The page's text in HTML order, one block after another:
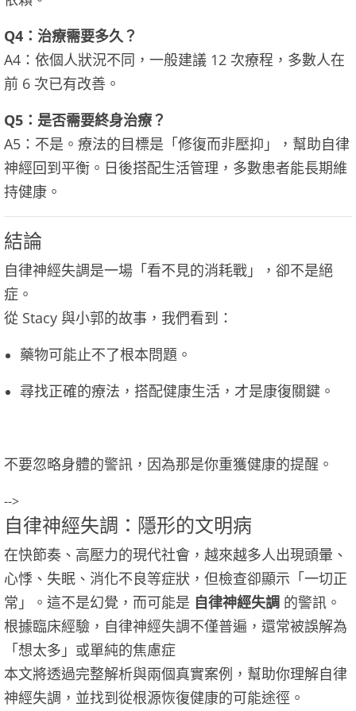
Q4：治療需要多久？
A4：依個人狀況不同，一般建議 12 次療程，多數人在
前 6 次已有改善。
Q5：是否需要終身治療？
A5：不是。療法的目標是「修復而非壓抑」，幫助自律
神經回到平衡。日後搭配生活管理，多數患者能長期維
持健康。
結論
自律神經失調是一場「看不見的消耗戰」，卻不是絕
症。
從 Stacy 與小郭的故事，我們看到：
藥物可能止不了根本問題。
尋找正確的療法，搭配健康生活，才是康復關鍵。
不要忽略身體的警訊，因為那是你重獲健康的提醒。
-->
自律神經失調：隱形的文明病
在快節奏、高壓力的現代社會，越來越多人出現頭暈、
心悸、失眠、消化不良等症狀，但檢查卻顯示「一切正
常」。這不是幻覺，而可能是 自律神經失調 的警訊。
根據臨床經驗，自律神經失調不僅普遍，還常被誤解為
「想太多」或單純的焦慮症
本文將透過完整解析與兩個真實案例，幫助你理解自律
神經失調，並找到從根源恢復健康的可能途徑。